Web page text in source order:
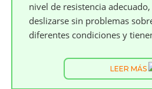
nivel de resistencia
deslizarse sin problemas
diferentes condiciones y
LEER MÁS